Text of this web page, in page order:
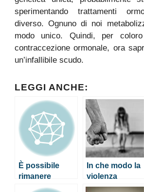
sperimentando trattamenti
diverso. Ognuno di noi
modo unico. Quindi, per
contraccezione ormonale, ora
un’infallibile scudo.
LEGGI ANCHE:
È possibile
rimanere
incinta durante
In che modo la
violenza
domestica